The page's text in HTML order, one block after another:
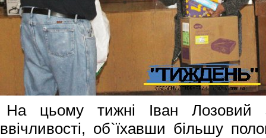
На цьому тижні Іван Лозовий
ввічливості, об`ї­хавши більшу